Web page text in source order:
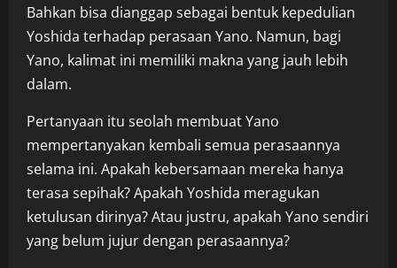
Bahkan bisa dianggap sebagai bentuk kepedulian
Yoshida terhadap perasaan Yano. Namun, bagi
Yano, kalimat ini memiliki makna yang jauh lebih
dalam.
Pertanyaan itu seolah membuat Yano
mempertanyakan kembali semua perasaannya
selama ini. Apakah kebersamaan mereka hanya
terasa sepihak? Apakah Yoshida meragukan
ketulusan dirinya? Atau justru, apakah Yano sendiri
yang belum jujur dengan perasaannya?